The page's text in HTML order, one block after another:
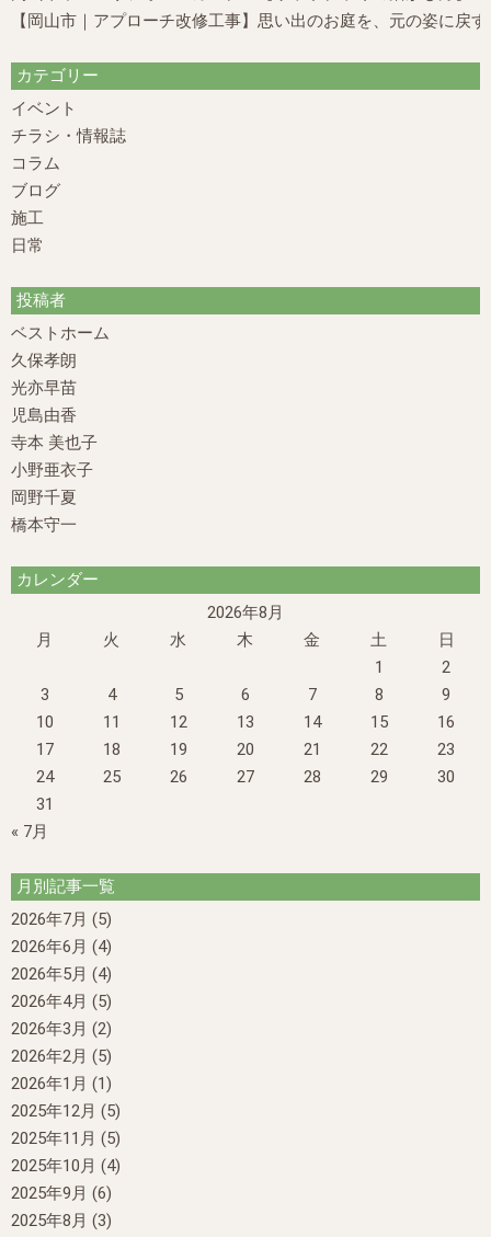
【岡山市｜アプローチ改修工事】思い出のお庭を、元の姿に戻
カテゴリー
イベント
チラシ・情報誌
コラム
ブログ
施工
日常
投稿者
ベストホーム
久保孝朗
光亦早苗
児島由香
寺本 美也子
小野亜衣子
岡野千夏
橋本守一
カレンダー
2026年8月
月
火 水 木 金 土
日
1
2
3
4 5 6 7 8
9
10
11 12 13 14 15
16
17
18 19 20 21 22
23
24
25 26 27 28 29
30
31
« 7月
月別記事一覧
2026年7月 (5)
2026年6月 (4)
2026年5月 (4)
2026年4月 (5)
2026年3月 (2)
2026年2月 (5)
2026年1月 (1)
2025年12月 (5)
2025年11月 (5)
2025年10月 (4)
2025年9月 (6)
2025年8月 (3)